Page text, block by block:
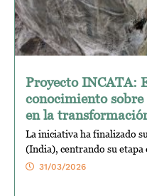
Proyecto INCATA:
conocimiento
en la
La iniciativa ha finalizado
(India), centrando su etapa
31/03/2026